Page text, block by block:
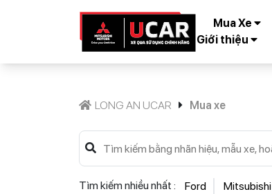
Mua Xe
Giới thiệu
LONG AN UCAR Mua xe
Tìm kiếm nhiều nhất : Ford Mitsubishi